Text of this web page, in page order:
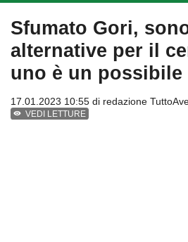
Sfumato Gori,
alternative per il
uno è un
17.01.2023 10:55 di redazione
VEDI LETTURE